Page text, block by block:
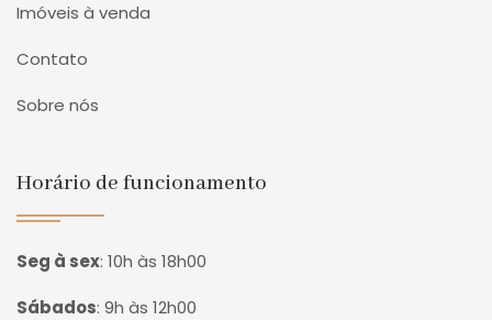
Imóveis à venda
Contato
Sobre nós
Horário de funcionamento
Seg à sex: 10h às 18h00
Sábados: 9h às 12h00